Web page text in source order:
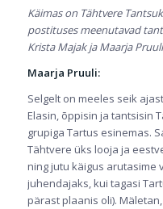
Käimas on Tähtvere
postituses meenutavad
Krista Majak ja Maarja
Maarja Pruuli:
Selgelt on meeles seik
Elasin, õppisin ja tantsisin
grupiga Tartus esinemas.
Tähtvere üks looja ja
ning jutu käigus arutasime
juhendajaks, kui tagasi
pärast plaanis oli).